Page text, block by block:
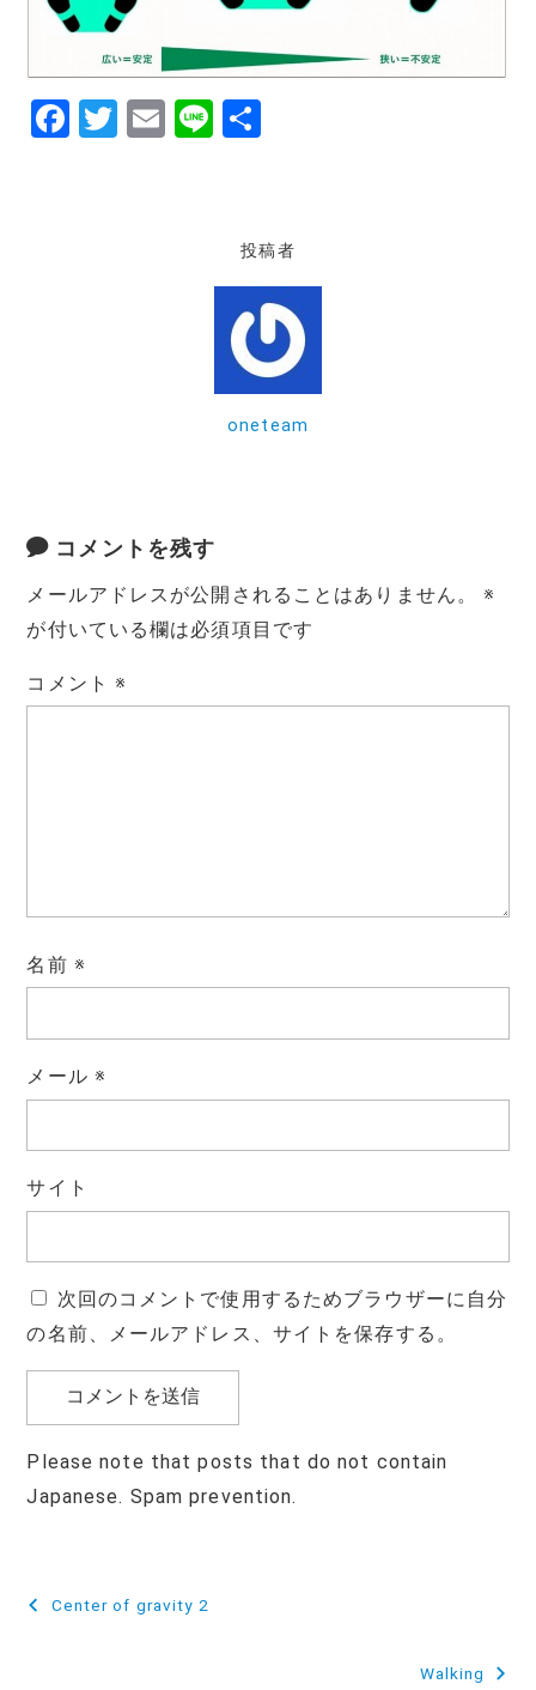
F
T
E
Li
投稿者
oneteam
コメントを残す
メールアドレスが公開されることはありません。
※
が付いている欄は必須項目です
コメント※
名前 ※
メール ※
サイト
次回のコメントで使用するためブラウザーに自分
の名前、メールアドレス、サイトを保存する。
Please note that posts that do not contain
Japanese. Spam prevention.
投
Center of gravity 2
Walking